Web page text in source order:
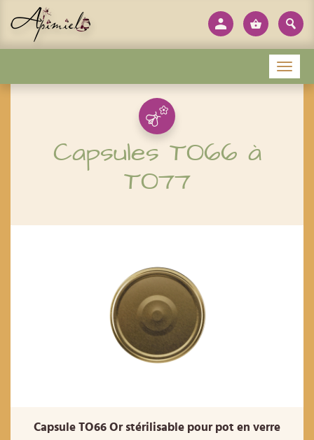
Capsules TO66 à
TO77
Capsule TO66 Or stérilisable pour pot en verre
Menu
Panneau de gestion des cookies